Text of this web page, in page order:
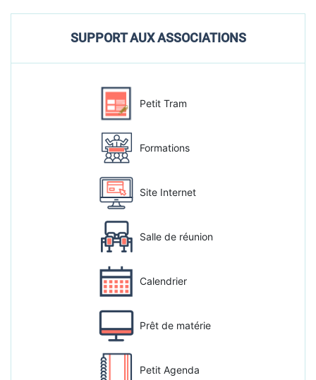
SUPPORT AUX ASSOCIATIONS
Petit Tram
Formations
Site Internet
Salle de réunion
Calendrier
Prêt de matérie
Petit Agenda